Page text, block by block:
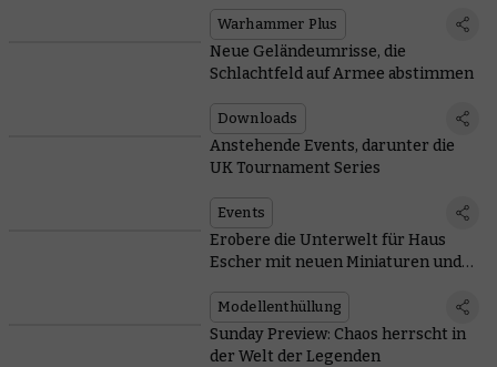
Warhammer Plus
Neue Geländeumrisse, die
Schlachtfeld auf Armee abstimmen
Downloads
Anstehende Events, darunter die
UK Tournament Series
Events
Erobere die Unterwelt für Haus
Escher mit neuen Miniaturen und
Modellenthüllung
Sunday Preview: Chaos herrscht in
der Welt der Legenden